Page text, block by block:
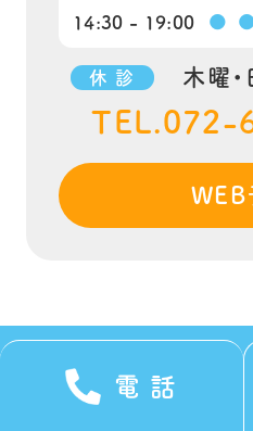
14:30 - 19:00
●
休 診 木曜・
TEL.072-
WEB
ホーム
電 話